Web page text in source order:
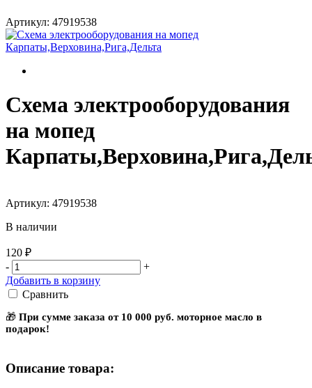
Артикул: 47919538
Схема электрооборудования
на мопед
Артикул: 47919538
В наличии
120 ₽
-
+
Добавить в корзину
Сравнить
🎁 При сумме заказа от 10 000 руб. моторное масло в
подарок!
Описание товара: